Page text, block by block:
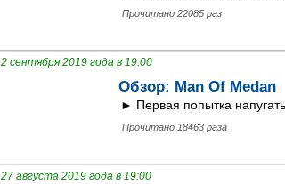
Прочитано 22085 раз
2 сентября 2019 года в 19:00
Обзор: Man Of Medan
► Первая попытка напугать.
Прочитано 18463 раза
27 августа 2019 года в 19:00